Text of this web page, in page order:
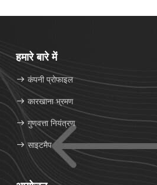
हमारे बारे में
कंपनी प्रोफाइल
कारखाना भ्रमण
गुणवत्ता नियंत्रण
साइटमैप